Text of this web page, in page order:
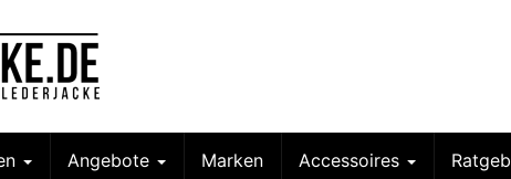
Angebote Marken Accessoires